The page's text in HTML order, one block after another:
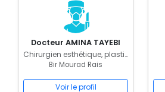
Docteur AMINA TAYEBI
Chirurgien esthétique, plastique, reconstruction et réparation
Bir Mourad Rais
Voir le profil